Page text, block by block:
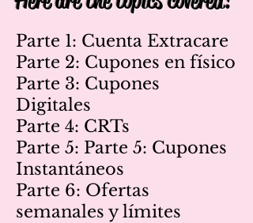
Parte 1: Cuenta Extracare
Parte 2: Cupones en físico
Parte 3: Cupones
Digitales
Parte 4: CRTs
Parte 5: Parte 5: Cupones
Instantáneos
Parte 6: Ofertas
semanales y límites